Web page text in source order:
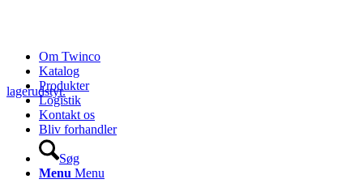
Om Twinco
Katalog
Produkter
Logistik
Kontakt os
Bliv forhandler
Søg
Menu Menu